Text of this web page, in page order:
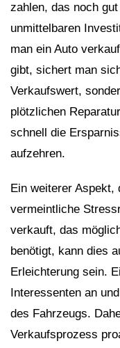
zahlen, das noch
unmittelbaren
man ein Auto
gibt, sichert man
Verkaufswert,
plötzlichen
schnell die
aufzehren.
Ein weiterer Aspekt,
vermeintliche
verkauft, das
benötigt, kann dies
Erleichterung sein.
Interessenten an
des Fahrzeugs.
Verkaufsprozess